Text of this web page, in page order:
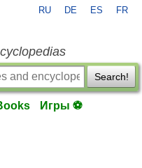
RU DE ES FR
Search!
Игры ⚽